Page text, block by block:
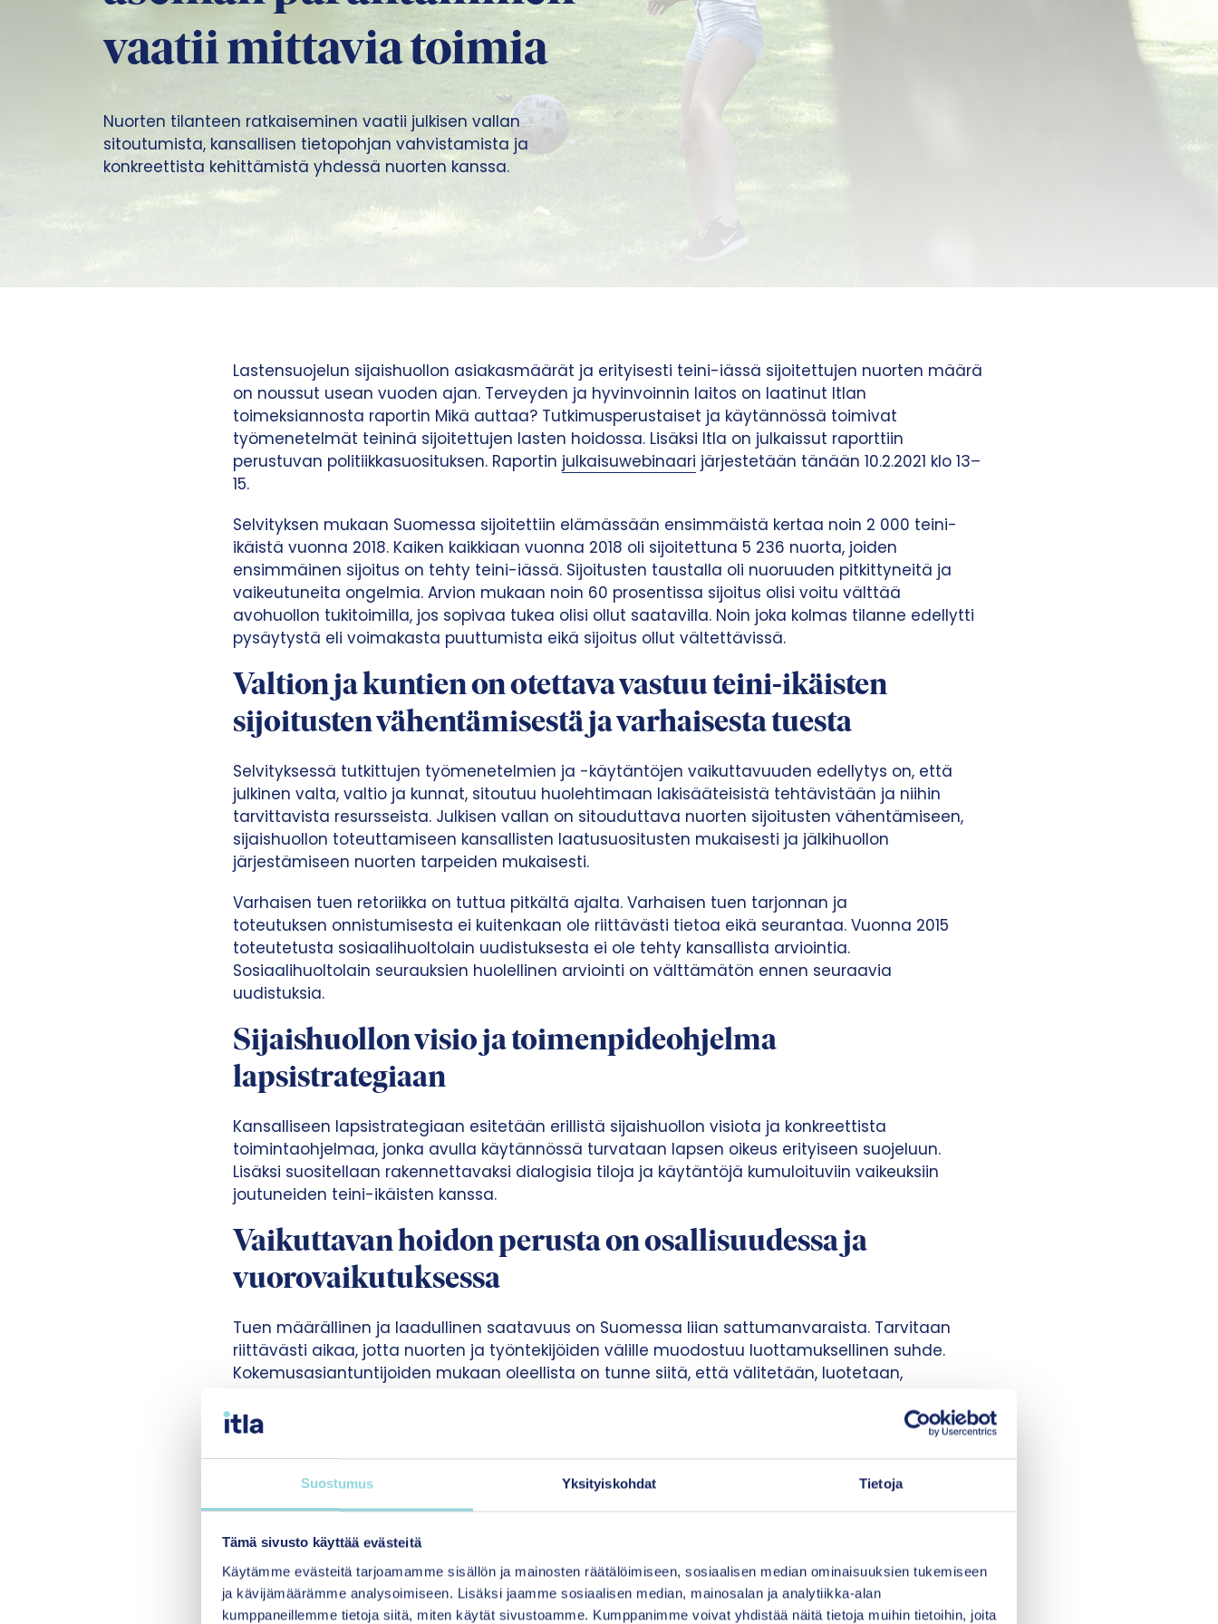
Suostumus Yksityiskohdat Tietoja
Tämä sivusto käyttää evästeitä
Käytämme evästeitä tarjoamamme sisällön ja mainosten räätälöimiseen, sosiaalisen median ominaisuuksien tukemiseen
ja kävijämäärämme analysoimiseen. Lisäksi jaamme sosiaalisen median, mainosalan ja analytiikka-alan
kumppaneillemme tietoja siitä, miten käytät sivustoamme. Kumppanimme voivat yhdistää näitä tietoja muihin tietoihin, joita
vaatii mittavia toimia
Nuorten tilanteen ratkaiseminen vaatii julkisen vallan
sitoutumista, kansallisen tietopohjan vahvistamista ja
konkreettista kehittämistä yhdessä nuorten kanssa.
Lastensuojelun sijaishuollon asiakasmäärät ja erityisesti teini-iässä sijoitettujen nuorten määrä
on noussut usean vuoden ajan. Terveyden ja hyvinvoinnin laitos on laatinut Itlan
toimeksiannosta raportin Mikä auttaa? Tutkimusperustaiset ja käytännössä toimivat
työmenetelmät teininä sijoitettujen lasten hoidossa. Lisäksi Itla on julkaissut raporttiin
perustuvan politiikkasuosituksen. Raportin julkaisuwebinaari järjestetään tänään 10.2.2021 klo 13–
15.
Selvityksen mukaan Suomessa sijoitettiin elämässään ensimmäistä kertaa noin 2 000 teini-
ikäistä vuonna 2018. Kaiken kaikkiaan vuonna 2018 oli sijoitettuna 5 236 nuorta, joiden
ensimmäinen sijoitus on tehty teini-iässä. Sijoitusten taustalla oli nuoruuden pitkittyneitä ja
vaikeutuneita ongelmia. Arvion mukaan noin 60 prosentissa sijoitus olisi voitu välttää
avohuollon tukitoimilla, jos sopivaa tukea olisi ollut saatavilla. Noin joka kolmas tilanne edellytti
pysäytystä eli voimakasta puuttumista eikä sijoitus ollut vältettävissä.
Valtion ja kuntien on otettava vastuu teini-ikäisten
sijoitusten vähentämisestä ja varhaisesta tuesta
Selvityksessä tutkittujen työmenetelmien ja -käytäntöjen vaikuttavuuden edellytys on, että
julkinen valta, valtio ja kunnat, sitoutuu huolehtimaan lakisääteisistä tehtävistään ja niihin
tarvittavista resursseista. Julkisen vallan on sitouduttava nuorten sijoitusten vähentämiseen,
sijaishuollon toteuttamiseen kansallisten laatusuositusten mukaisesti ja jälkihuollon
järjestämiseen nuorten tarpeiden mukaisesti.
Varhaisen tuen retoriikka on tuttua pitkältä ajalta. Varhaisen tuen tarjonnan ja
toteutuksen onnistumisesta ei kuitenkaan ole riittävästi tietoa eikä seurantaa. Vuonna 2015
toteutetusta sosiaalihuoltolain uudistuksesta ei ole tehty kansallista arviointia.
Sosiaalihuoltolain seurauksien huolellinen arviointi on välttämätön ennen seuraavia
uudistuksia.
Sijaishuollon visio ja toimenpideohjelma
lapsistrategiaan
Kansalliseen lapsistrategiaan esitetään erillistä sijaishuollon visiota ja konkreettista
toimintaohjelmaa, jonka avulla käytännössä turvataan lapsen oikeus erityiseen suojeluun.
Lisäksi suositellaan rakennettavaksi dialogisia tiloja ja käytäntöjä kumuloituviin vaikeuksiin
joutuneiden teini-ikäisten kanssa.
Vaikuttavan hoidon perusta on osallisuudessa ja
vuorovaikutuksessa
Tuen määrällinen ja laadullinen saatavuus on Suomessa liian sattumanvaraista. Tarvitaan
riittävästi aikaa, jotta nuorten ja työntekijöiden välille muodostuu luottamuksellinen suhde.
Kokemusasiantuntijoiden mukaan oleellista on tunne siitä, että välitetään, luotetaan,
toteutumiseen käytännöissä tarvitaan vielä paljon tekoja.
Sijaishuollon tietoperusta ja jälkihuollon järjestäminen
Suomeen tarvitaan kansallinen tietopohja, jonka avulla kaikissa sijoitustilanteissa
sosiaalityöntekijän käytössä on oleellinen tieto sijaishuoltopaikoista. Tietopohja kokoaa
arvioinnin ja tutkimuksen käyttöön. Kansallinen tietopohja voidaan rakentaa THL:n Lasteri-
hankkeessa (Kansallinen tietopohja lastensuojelulain nojalla ympärivuorokautista hoitoa lapsille,